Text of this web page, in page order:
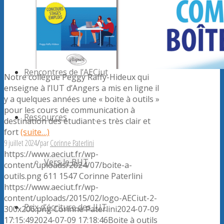
Forum
Rencontres de l’AECiut
Ressources
Vers le BUT
Prix d’écriture des IUT
Notre collègue Peggy Raffy-Hideux qui
enseigne à l’IUT d’Angers a mis en ligne il
y a quelques années une « boite à outils »
pour les cours de communication à
destination des étudiant·e·s très clair et
fort(suite…)
9 juillet 2024/parCorinne Paterlini
https://www.aeciut.fr/wp-
content/uploads/2024/07/boite-a-
outils.png611 1547Corinne Paterlini
https://www.aeciut.fr/wp-
content/uploads/2015/02/logo-AECiut-2-
300x206.pngCorinne Paterlini2024-07-09
17:15:492024-07-09 17:18:46Boite à outils